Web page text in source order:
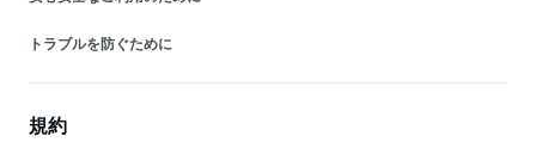
トラブルを防ぐために
規約